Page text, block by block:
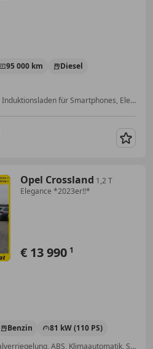
95 000 km
Diesel
Scheckheftgepflegt, Armlehne, Induktionsladen für Smartphones, Elektrische Fensterheber, Alufelgen, Nichtraucherfahrzeug, Apple CarPlay, Traktionskontrolle
Opel Crossland 1,2 T
Elegance *2023er!!*
€ 13 990 1
Benzin
81 kW (110 PS)
Alufelgen, Schlüssellose Zentralverriegelung, ABS, Klimaautomatik, Servolenkung